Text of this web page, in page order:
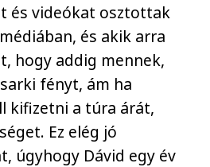
és videókat osztottak
és akik arra
hogy addig mennek,
fényt, ám ha
kifizetni a túra árát,
Ez elég jó
úgyhogy Dávid egy év